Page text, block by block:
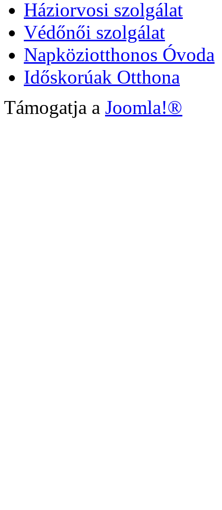
Háziorvosi szolgálat
Védőnői szolgálat
Napköziotthonos Óvoda
Időskorúak Otthona
Támogatja a Joomla!®